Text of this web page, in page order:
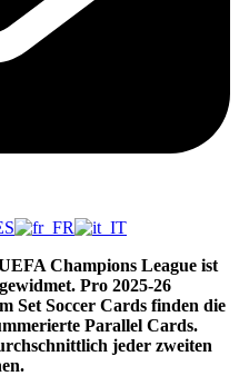
Champions League ist
Pro 2025-26
Set Soccer Cards finden die
Parallel Cards.
jeder zweiten